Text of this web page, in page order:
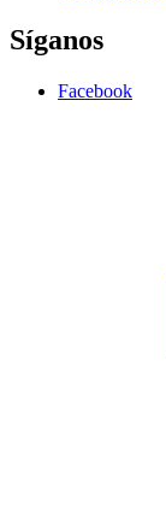
Síganos
Facebook